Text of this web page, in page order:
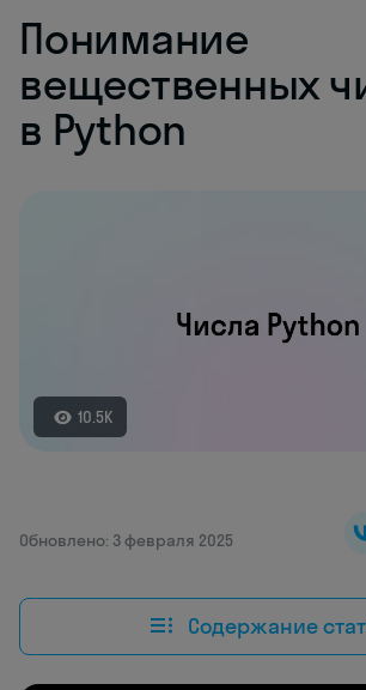
Понимание
вещественных
в Python
10.5K
Обновлено: 3 февраля 2025
Содержание